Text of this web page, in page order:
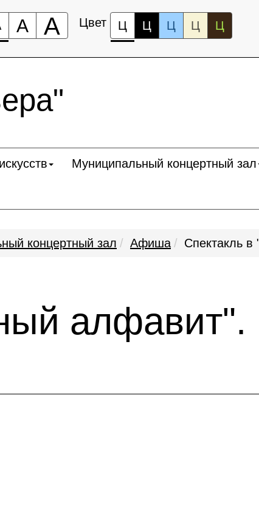
А А Цвет Ц Ц Ц Ц Ц
Муниципальный концертный зал
концертный зал Афиша Спектакль
алфавит".